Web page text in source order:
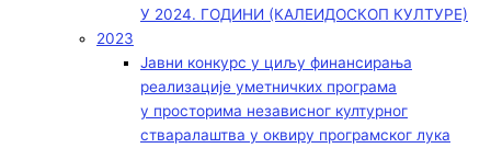
У 2024. ГОДИНИ (КАЛЕИДОСКОП КУЛТУРЕ)
2023
Јавни конкурс у циљу финансирања
реализације уметничких програма
у просторима независног културног
стваралаштва у оквиру програмског лука